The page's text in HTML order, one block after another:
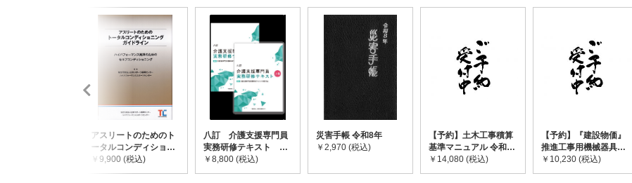
アスリートのためのト
ータルコンディショニ
ングガイドライン
￥9,900 (税込)
八訂 介護支援専門員
実務研修テキスト
(上・下巻/分売不可)
￥8,800 (税込)
災害手帳 令和8年
￥2,970 (税込)
【予約】土木工事積算
基準マニュアル 令和8
年度版 ※2026年8月
下旬発売予定
￥14,080 (税込)
【予約】『建設物価』
推進工事用機械器具等
基礎価格表 2026年度
版 ※2026/8/31発売予
￥10,230 (税込)